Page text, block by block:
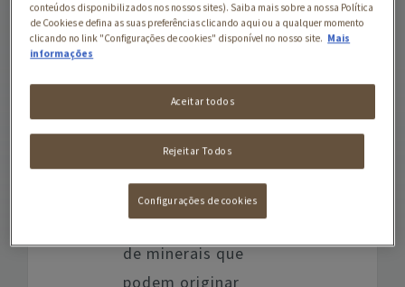
Controlo de Peso
nível de proteína
Ajuda a manter um
sistema urinário
saudável aoa judar a
reduzir a concentração
de minerais que
podem originar
conteúdos disponibilizados nos nossos sites). Saiba mais sobre a nossa Política
de Cookies e defina as suas preferências clicando aqui ou a qualquer momento
clicando no link "Configurações de cookies" disponível no nosso site. Mais
informações
Rejeitar Todos
Aceitar todos
Configurações de cookies